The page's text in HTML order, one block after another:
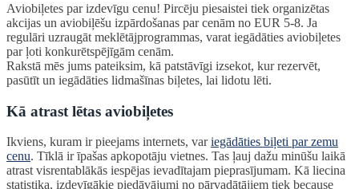
Aviobiļetes par izdevīgu cenu! Pircēju piesaistei tiek organizētas
akcijas un aviobiļēšu izpārdošanas par cenām no EUR 5-8. Ja
regulāri uzraugāt meklētājprogrammas, varat iegādāties aviobiļetes
par ļoti konkurētspējīgām cenām.
Rakstā mēs jums pateiksim, kā patstāvīgi izsekot, kur rezervēt,
pasūtīt un iegādāties lidmašīnas biļetes, lai lidotu lēti.
Kā atrast lētas aviobiļetes
Ikviens, kuram ir pieejams internets, variegādāties biļeti par zemu
cenu. Tīklā ir īpašas apkopotāju vietnes. Tas ļauj dažu minūšu laikā
atrast visrentablākās iespējas ievadītajam pieprasījumam. Kā liecina
statistika, izdevīgākie piedāvājumi no pārvadātājiem tiek because